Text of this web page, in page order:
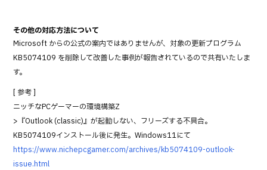
その他の対応方法について
Microsoft からの公式の案内ではありませんが、対象の更新プログラム
KB5074109 を削除して改善した事例が報告されているので共有いたしま
す。
[ 参考 ]
ニッチなPCゲーマーの環境構築Z
>『Outlook (classic)』が起動しない、フリーズする不具合。
KB5074109インストール後に発生。Windows11にて
https://www.nichepcgamer.com/archives/kb5074109-outlook-
issue.html